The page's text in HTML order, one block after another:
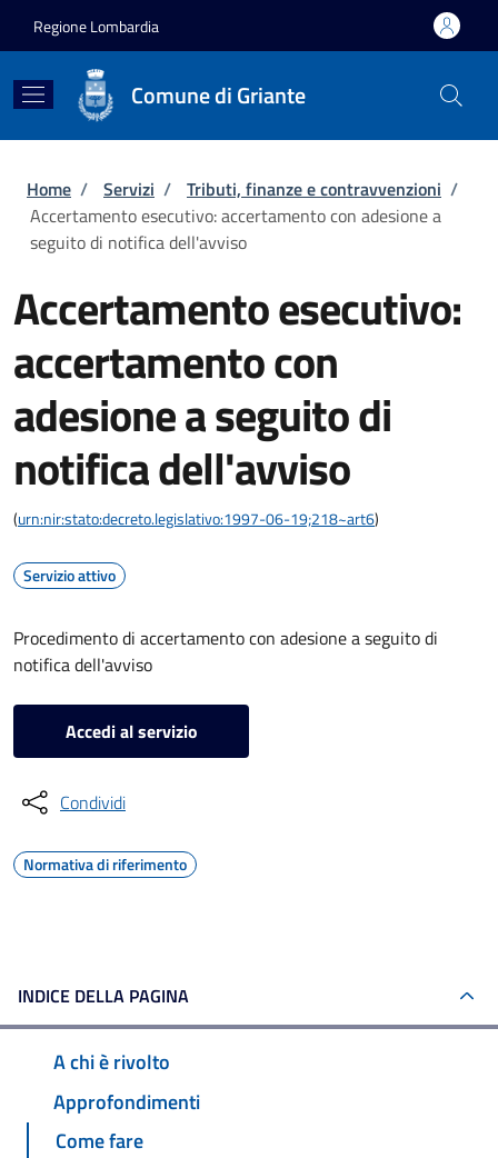
Regione Lombardia
Comune di Griante
Briciole di pane
Home / Servizi / Tributi, finanze e contravvenzioni /
Accertamento esecutivo: accertamento con adesione a
seguito di notifica dell'avviso
Accertamento esecutivo:
accertamento con
adesione a seguito di
notifica dell'avviso
(urn:nir:stato:decreto.legislativo:1997-06-19;218~art6)
Servizio attivo
Procedimento di accertamento con adesione a seguito di
notifica dell'avviso
Accedi al servizio
Condividi
Normativa di riferimento
INDICE DELLA PAGINA
A chi è rivolto
Approfondimenti
Come fare